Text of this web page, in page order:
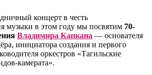
концерт в честь
музыки в этом году мы посвятим 70-
Владимира Капкана — основателя
инициатора создания и первого
оркестров «Тагильские
камерата».